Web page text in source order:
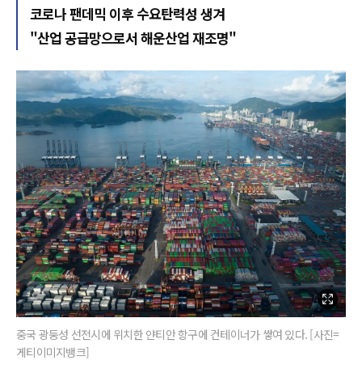
코로나 팬데믹 이후 수요탄력성 생겨
"산업 공급망으로서 해운산업 재조명"
중국 광둥성 선전시에 위치한 얀티안 항구에 컨테이너가 쌓여 있다. [사진=
게티이미지뱅크]